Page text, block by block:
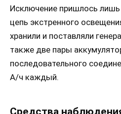
Исключение пришлось
цепь экстренного
хранили и поставляли
также две пары
последовательного
А/ч каждый.
Средства